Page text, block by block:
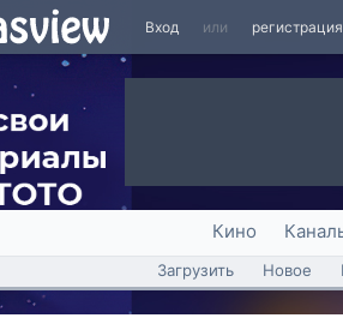
Вход или регистрация
Кино
Загрузить Новое